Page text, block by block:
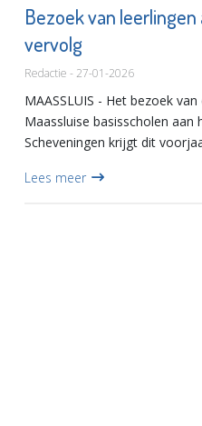
Bezoek van
vervolg
Redactie - 27-01-2026
MAASSLUIS - Het bezoek
Maassluise basisscholen aan
Scheveningen krijgt dit
ook een bezoek brengen...
Lees meer